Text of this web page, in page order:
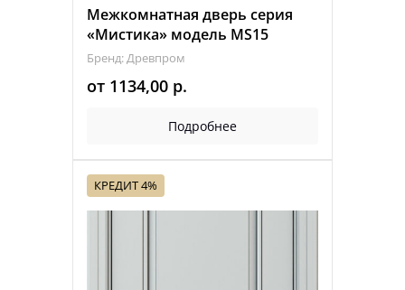
Межкомнатная дверь серия
«Мистика» модель MS15
Бренд: Древпром
от 1134,00 р.
Подробнее
КРЕДИТ 4%